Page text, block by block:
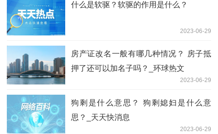
什么是软驱？软驱的作用是什么？
2023-06-29
房产证改名一般有哪几种情况？ 房子抵
押了还可以加名子吗？_环球热文
2023-06-29
狗剩是什么意思？ 狗剩媳妇是什么意
思？_天天快消息
2023-06-29